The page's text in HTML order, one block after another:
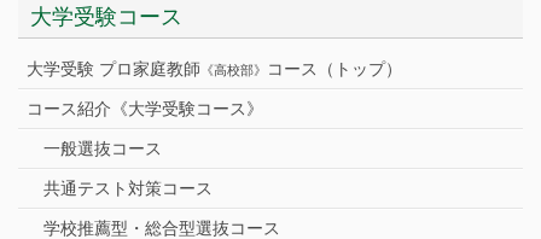
大学受験コース
大学受験 プロ家庭教師 《高校部》 コース（トップ）
コース紹介《大学受験コース》
一般選抜コース
共通テスト対策コース
学校推薦型・総合型選抜コース